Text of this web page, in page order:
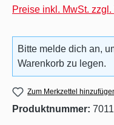
Preise inkl. MwSt.
Bitte melde dich an,
Warenkorb zu legen.
Zum Merkzettel
Produktnummer: